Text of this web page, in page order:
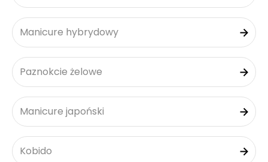
Manicure hybrydowy
Paznokcie żelowe
Manicure japoński
Kobido